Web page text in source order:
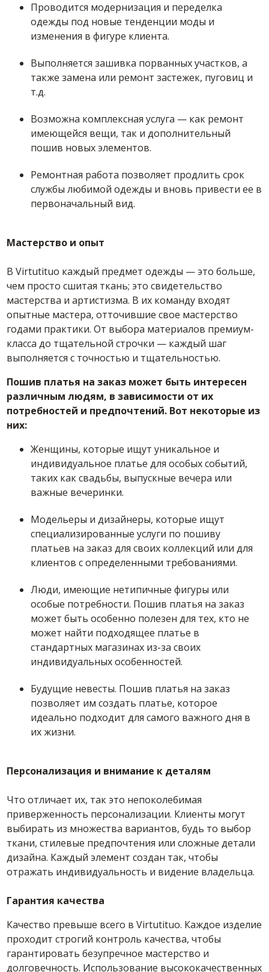
Проводится модернизация и переделка
одежды под новые тенденции моды и
изменения в фигуре клиента.
Выполняется зашивка порванных участков, а
также замена или ремонт застежек, пуговиц и
т.д.
Возможна комплексная услуга — как ремонт
имеющейся вещи, так и дополнительный
пошив новых элементов.
Ремонтная работа позволяет продлить срок
службы любимой одежды и вновь привести ее в
первоначальный вид.
Мастерство и опыт
В Virtutituo каждый предмет одежды — это больше,
чем просто сшитая ткань; это свидетельство
мастерства и артистизма. В их команду входят
опытные мастера, отточившие свое мастерство
годами практики. От выбора материалов премиум-
класса до тщательной строчки — каждый шаг
выполняется с точностью и тщательностью.
Пошив платья на заказ может быть интересен
различным людям, в зависимости от их
потребностей и предпочтений. Вот некоторые из
них:
Женщины, которые ищут уникальное и
индивидуальное платье для особых событий,
таких как свадьбы, выпускные вечера или
важные вечеринки.
Модельеры и дизайнеры, которые ищут
специализированные услуги по пошиву
платьев на заказ для своих коллекций или для
клиентов с определенными требованиями.
Люди, имеющие нетипичные фигуры или
особые потребности. Пошив платья на заказ
может быть особенно полезен для тех, кто не
может найти подходящее платье в
стандартных магазинах из-за своих
индивидуальных особенностей.
Будущие невесты. Пошив платья на заказ
позволяет им создать платье, которое
идеально подходит для самого важного дня в
их жизни.
Персонализация и внимание к деталям
Что отличает их, так это непоколебимая
приверженность персонализации. Клиенты могут
выбирать из множества вариантов, будь то выбор
ткани, стилевые предпочтения или сложные детали
дизайна. Каждый элемент создан так, чтобы
отражать индивидуальность и видение владельца.
Гарантия качества
Качество превыше всего в Virtutituo. Каждое изделие
проходит строгий контроль качества, чтобы
гарантировать безупречное мастерство и
долговечность. Использование высококачественных